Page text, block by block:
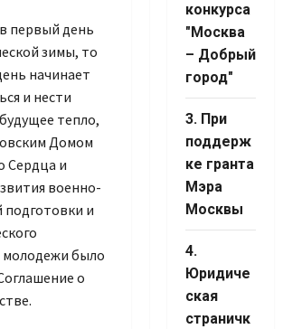
первый день
зимы, то
начинает
и нести
тепло,
Домом
Сердца и
военно-
и
молодежи было
о
конкурса
"Москва
– Добрый
город"
3. При
поддерж
ке гранта
Мэра
Москвы
4.
Юридиче
ская
страничк
Set Youtube
Channel ID